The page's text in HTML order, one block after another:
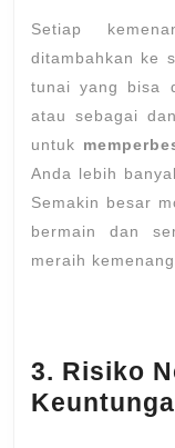
Setiap
ditambahkan ke
tunai yang bisa
atau sebagai
untuk
Anda lebih
Semakin besar
bermain dan
meraih
3. Risiko